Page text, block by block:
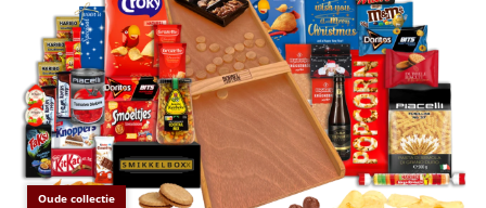
€50 tot €55
€55 tot €75
€75 tot €100
€100 en hoger
Oude collectie